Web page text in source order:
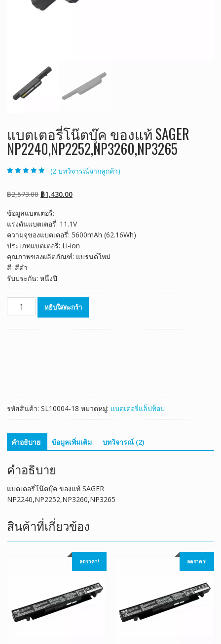
แบตเตอรี่โน๊ตบุ๊ค ของแท้ SAGER
NP2240,NP2252,NP3260,NP3265
คะแนนเต็มบน
การให้คะแนน
(2 บทวิจารณ์จากลูกค้า)
฿2,573.00 Original
was:
฿2,573.00.
฿1,430.00Current
฿1,430.00.
ข้อมูลแบตเตอรี่:
แรงดันแบตเตอรี่: 11.1V
ความจุของแบตเตอรี่: 5600mAh (62.16Wh)
ประเภทแบตเตอรี่: Li-ion
คุณภาพของผลิตภัณฑ์: แบรนด์ใหม่
สี: สีดำ
รับประกัน: หนึ่งปี
จำนวน
หยิบใส่ตะกร้า
รหัสสินค้า: SL10004-18 หมวดหมู่: แบตเตอรี่แล็ปท็อป
คำอธิบาย ข้อมูลเพิ่มเติม บทวิจารณ์ (2)
คำอธิบาย
แบตเตอรี่โน๊ตบุ๊ค ของแท้ SAGER
NP2240,NP2252,NP3260,NP3265
สินค้าที่เกี่ยวข้อง
ลดราคา! ลดราคา!